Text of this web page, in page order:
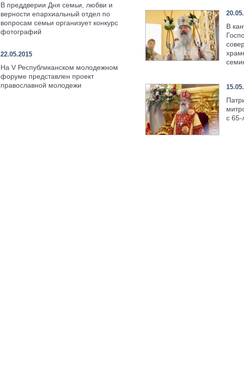
В преддверии Дня семьи, любви и
верности епархиальный отдел по
вопросам семьи организует конкурс
фотографий
22.05.2015
На V Республиканском молодежном
форуме представлен проект
православной молодежи
В
с 65-